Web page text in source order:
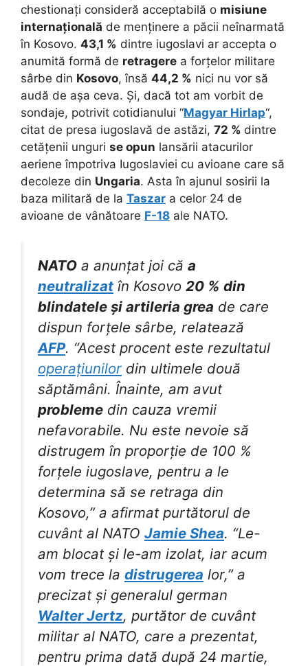
chestionați consideră acceptabilă o misiune
internațională de menținere a păcii neînarmată
în Kosovo. 43,1 % dintre iugoslavi ar accepta o
anumită formă de retragere a forțelor militare
sârbe din Kosovo, însă 44,2 % nici nu vor să
audă de așa ceva. Și, dacă tot am vorbit de
sondaje, potrivit cotidianului “Magyar Hirlap“,
citat de presa iugoslavă de astăzi, 72 % dintre
cetățenii unguri se opun lansării atacurilor
aeriene împotriva Iugoslaviei cu avioane care să
decoleze din Ungaria. Asta în ajunul sosirii la
baza militară de la Taszar a celor 24 de
avioane de vânătoare F-18 ale NATO.
NATO a anunțat joi că a
neutralizat în Kosovo 20 % din
blindatele și artileria grea de care
dispun forțele sârbe, relatează
AFP. “Acest procent este rezultatul
operațiunilor din ultimele două
săptămâni. Înainte, am avut
probleme din cauza vremii
nefavorabile. Nu este nevoie să
distrugem în proporție de 100 %
forțele iugoslave, pentru a le
determina să se retraga din
Kosovo,” a afirmat purtătorul de
cuvânt al NATO Jamie Shea. “Le-
am blocat și le-am izolat, iar acum
vom trece la distrugerea lor,” a
precizat și generalul german
Walter Jertz, purtător de cuvânt
militar al NATO, care a prezentat,
pentru prima dată după 24 martie,